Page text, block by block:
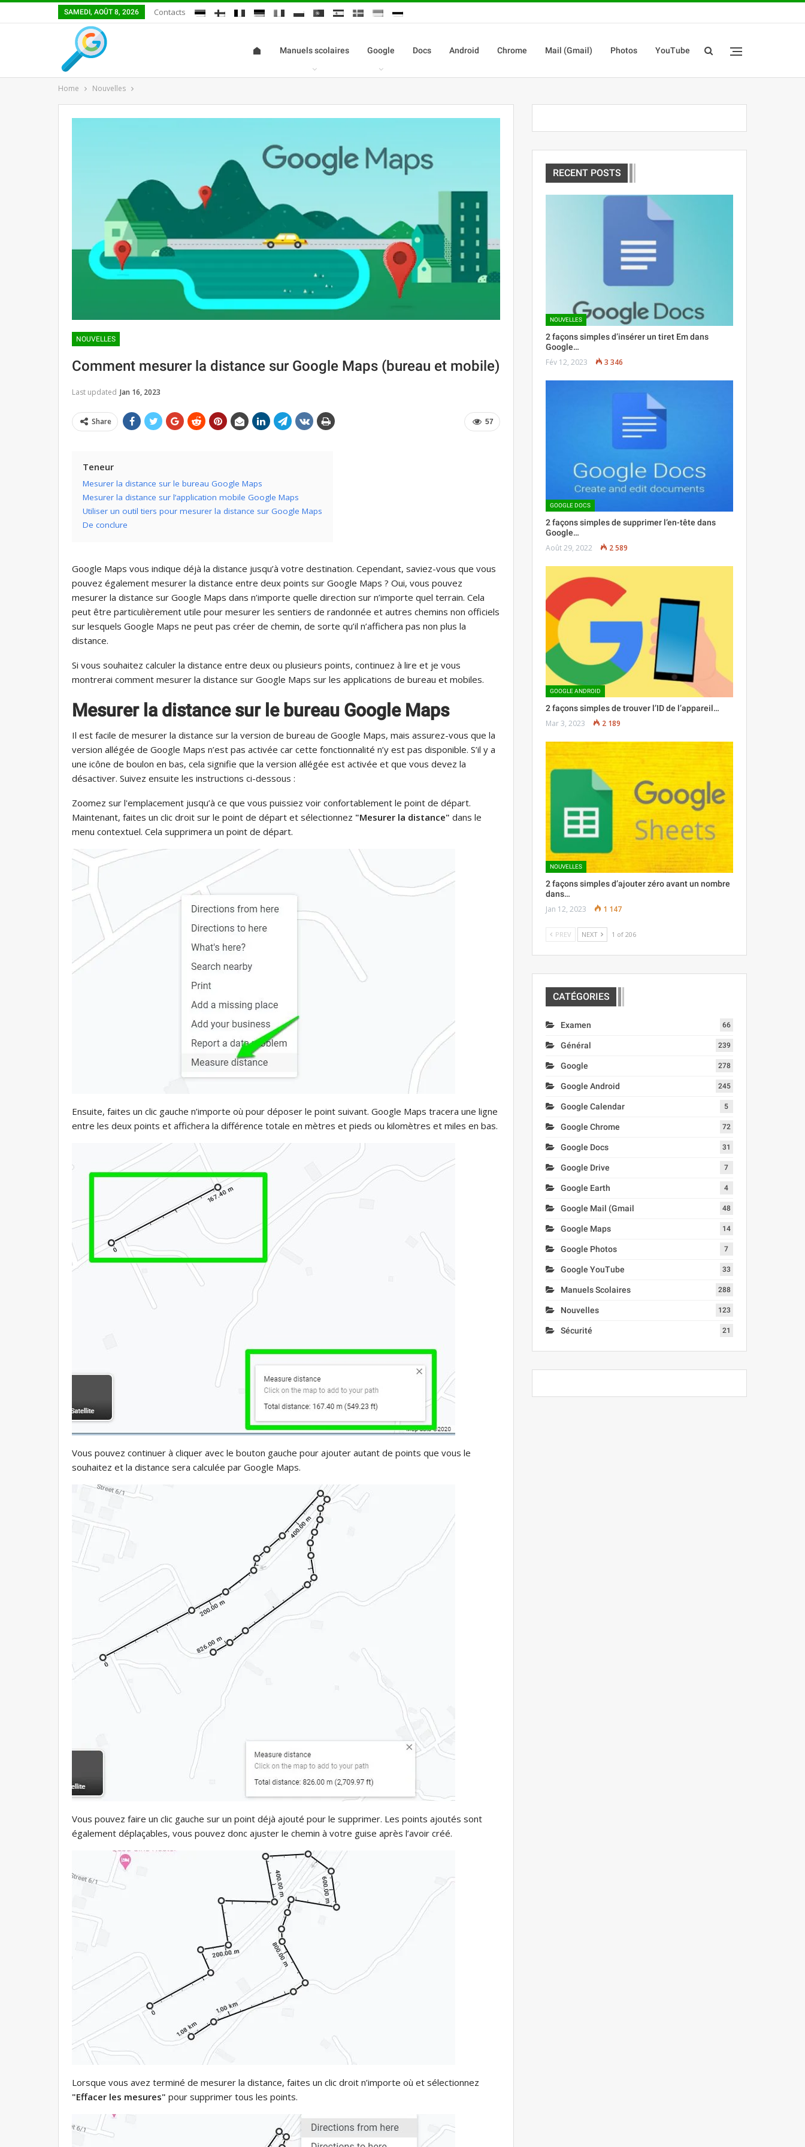
SAMEDI, AOÛT 8, 2026 Contacts
Manuels scolaires Google Docs Android Chrome Mail (Gmail) Photos YouTube
Home Nouvelles
NOUVELLES
Comment mesurer la distance sur Google Maps (bureau et mobile)
Last updated Jan 16, 2023
57
Share
Teneur
Mesurer la distance sur le bureau Google Maps
Mesurer la distance sur l’application mobile Google Maps
Utiliser un outil tiers pour mesurer la distance sur Google Maps
De conclure
Google Maps vous indique déjà la distance jusqu’à votre destination. Cependant, saviez-vous que vous
pouvez également mesurer la distance entre deux points sur Google Maps ? Oui, vous pouvez
mesurer la distance sur Google Maps dans n’importe quelle direction sur n’importe quel terrain. Cela
peut être particulièrement utile pour mesurer les sentiers de randonnée et autres chemins non officiels
sur lesquels Google Maps ne peut pas créer de chemin, de sorte qu’il n’affichera pas non plus la
distance.
Si vous souhaitez calculer la distance entre deux ou plusieurs points, continuez à lire et je vous
montrerai comment mesurer la distance sur Google Maps sur les applications de bureau et mobiles.
Mesurer la distance sur le bureau Google Maps
Il est facile de mesurer la distance sur la version de bureau de Google Maps, mais assurez-vous que la
version allégée de Google Maps n’est pas activée car cette fonctionnalité n’y est pas disponible. S’il y a
une icône de boulon en bas, cela signifie que la version allégée est activée et que vous devez la
désactiver. Suivez ensuite les instructions ci-dessous :
Zoomez sur l'emplacement jusqu’à ce que vous puissiez voir confortablement le point de départ.
Maintenant, faites un clic droit sur le point de départ et sélectionnez "Mesurer la distance" dans le
menu contextuel. Cela supprimera un point de départ.
Ensuite, faites un clic gauche n’importe où pour déposer le point suivant. Google Maps tracera une ligne
entre les deux points et affichera la différence totale en mètres et pieds ou kilomètres et miles en bas.
Vous pouvez continuer à cliquer avec le bouton gauche pour ajouter autant de points que vous le
souhaitez et la distance sera calculée par Google Maps.
Vous pouvez faire un clic gauche sur un point déjà ajouté pour le supprimer. Les points ajoutés sont
également déplaçables, vous pouvez donc ajuster le chemin à votre guise après l’avoir créé.
Lorsque vous avez terminé de mesurer la distance, faites un clic droit n’importe où et sélectionnez
"Effacer les mesures" pour supprimer tous les points.
RECENT POSTS
NOUVELLES
2 façons simples d’insérer un tiret Em dans
Google…
Fév 12, 2023 3 346
GOOGLE DOCS
2 façons simples de supprimer l’en-tête dans
Google…
Août 29, 2022 2 589
GOOGLE ANDROID
2 façons simples de trouver l’ID de l’appareil…
Mar 3, 2023 2 189
NOUVELLES
2 façons simples d’ajouter zéro avant un nombre
dans…
Jan 12, 2023 1 147
PREV NEXT 1 of 206
CATÉGORIES
Examen 66
Général 239
Google 278
Google Android 245
Google Calendar 5
Google Chrome 72
Google Docs 31
Google Drive 7
Google Earth 4
Google Mail (Gmail 48
Google Maps 14
Google Photos 7
Google YouTube 33
Manuels Scolaires 288
Nouvelles 123
Sécurité 21